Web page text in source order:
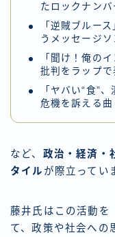
たロックナンバ
「逆賊ブルー
うメッセージソ
「聞け！俺の
批判をラップで
「ヤバい“食”
危機を訴える曲
など、 政治・経済・
タイル が際立ってい
藤井氏はこの活動を
て、政策や社会への